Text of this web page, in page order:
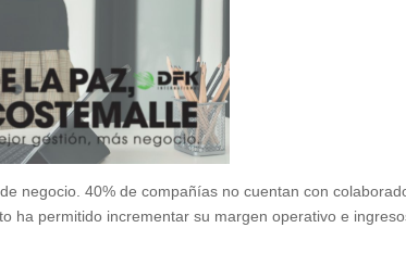
negocio. 40% de compañías no cuentan con
ha permitido incrementar su margen operativo e